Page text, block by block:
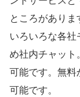
ところがありま
いろいろな各社
め社内チャット
可能です。無料
可能です。